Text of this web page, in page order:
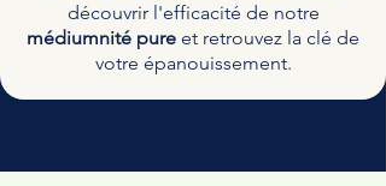
découvrir l'efficacité de notre
médiumnité pure et retrouvez la clé de
votre épanouissement.